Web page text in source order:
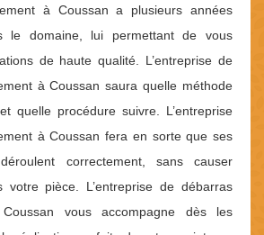
à Coussan a plusieurs années
le domaine, lui permettant de vous
de haute qualité. L’entreprise de
à Coussan saura quelle méthode
quelle procédure suivre. L’entreprise
à Coussan fera en sorte que ses
correctement, sans causer
votre pièce. L’entreprise de débarras
Coussan vous accompagne dès les